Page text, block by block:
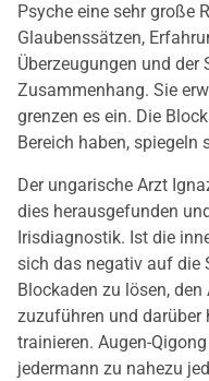
Psyche eine sehr große
Glaubenssätzen,
Überzeugungen und der
Zusammenhang. Sie
grenzen es ein. Die
Bereich haben,
Der ungarische Arzt
dies herausgefunden
Irisdiagnostik. Ist die
sich das negativ auf die
Blockaden zu lösen,
zuzuführen und darüber
trainieren. Augen-
jedermann zu nahezu